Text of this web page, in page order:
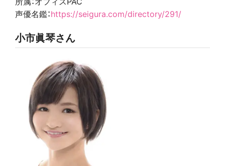
声優名鑑：https://seigura.com/directory/291/
小市眞琴さん